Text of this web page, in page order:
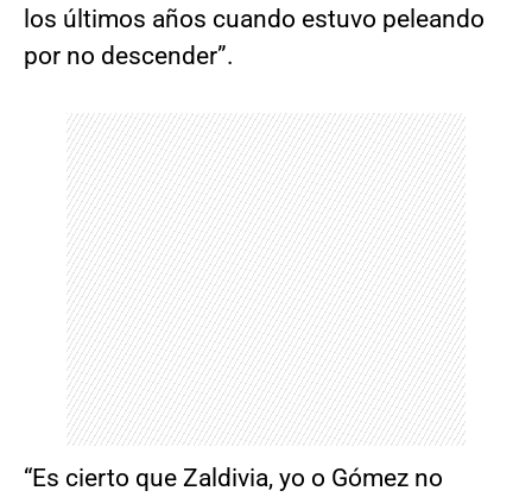
los últimos años cuando estuvo peleando
por no descender”.
“Es cierto que Zaldivia, yo o Gómez no